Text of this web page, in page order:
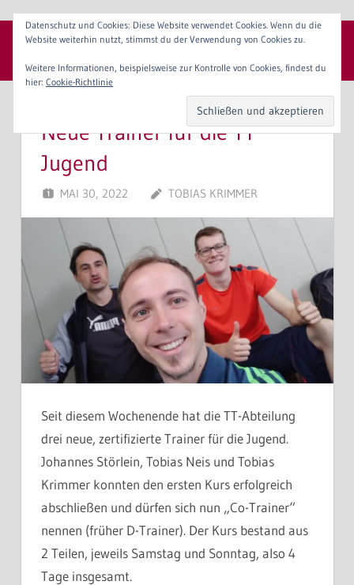
Zum
Inhalt
SpVgg 1904 Erlangen e. V. Menü
Neue Trainer für die TT
Jugend
MAI 30, 2022 TOBIAS KRIMMER
Seit diesem Wochenende hat die TT-Abteilung
drei neue, zertifizierte Trainer für die Jugend.
Johannes Störlein, Tobias Neis und Tobias
Krimmer konnten den ersten Kurs erfolgreich
abschließen und dürfen sich nun „Co-Trainer“
nennen (früher D-Trainer). Der Kurs bestand aus
2 Teilen, jeweils Samstag und Sonntag, also 4
Tage insgesamt.
Datenschutz und Cookies: Diese Website verwendet Cookies. Wenn du die
Website weiterhin nutzt, stimmst du der Verwendung von Cookies zu.
Weitere Informationen, beispielsweise zur Kontrolle von Cookies, findest du
hier: Cookie-Richtlinie